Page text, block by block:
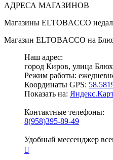
АДРЕСА МАГАЗИНОВ
Магазины ELTOBACCO
Магазин ELTOBACCO на
Наш адрес:
город Киров, улица
Режим работы:
Координаты GPS:
Показать на:
Контактные телефоны:
8(958)395-89-49
Удобный мессенджер